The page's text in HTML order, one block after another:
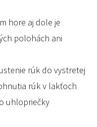
hore aj dole je
polohách ani
rúk do vystretej
rúk v lakťoch
uhlopriečky